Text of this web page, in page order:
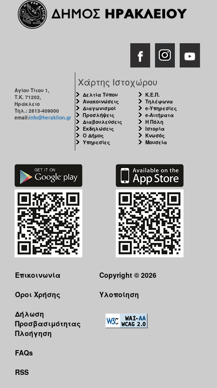
Αγίου Τίτου 1,
Τ.Κ. 71202,
Ηράκλειο
Τηλ.: 2813-409000
email:info@heraklion.gr
Χάρτης Ιστοχώρου
Δελτία Τύπου
Ανακοινώσεις
Διαγωνισμοί
Προσλήψεις
Διαβουλεύσεις
Εκδηλώσεις
Ο Δήμος
Υπηρεσίες
Κ.Ε.Π.
Τηλέφωνα
e-Υπηρεσίες
e-Αιτήματα
Η Πόλη
Ιστορία
Κνωσός
Μουσεία
Επικοινωνία
Όροι Χρήσης
Δήλωση
Προσβασιμότητας
Πλοήγηση
FAQs
RSS
Copyright © 2026
Υλοποίηση